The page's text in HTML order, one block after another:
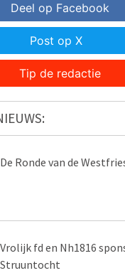
Deel op Facebook
Post op X
Tip de redactie
De Ronde van de
Vrolijk fd en Nh1816
Struuntocht